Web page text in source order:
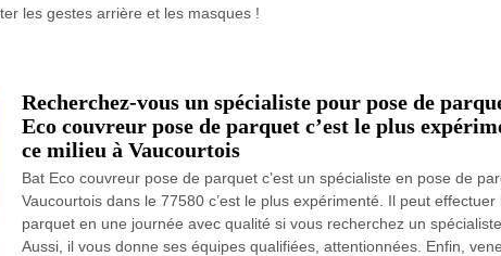
les gestes arrière et les masques !
Recherchez-vous un spécialiste pour pose de
Eco couvreur pose de parquet c’est le plus
ce milieu à Vaucourtois
Bat Eco couvreur pose de parquet c’est un spécialiste en pose de
Vaucourtois dans le 77580 c’est le plus expérimenté. Il peut effectuer
parquet en une journée avec qualité si vous recherchez un
Aussi, il vous donne ses équipes qualifiées, attentionnées. Enfin,